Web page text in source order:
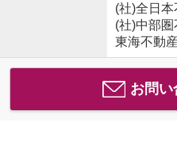
(社)全日
(社)中部
東海不動
お問い